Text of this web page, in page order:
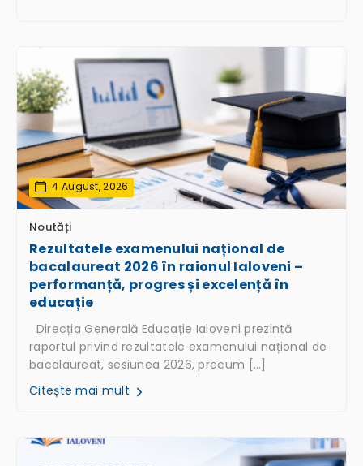
4 August, 2026
Noutăți
Rezultatele examenului național de
bacalaureat 2026 în raionul Ialoveni –
performanță, progres și excelență în
educație
Direcția Generală Educație Ialoveni prezintă
raportul privind rezultatele examenului național de
bacalaureat, sesiunea 2026, precum […]
Citește mai mult